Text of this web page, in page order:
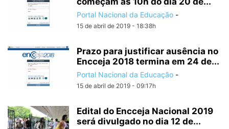
Portal Nacional da Educação -
15 de abril de 2019 - 18:38h
Prazo para justificar ausência no
Encceja 2018 termina em 24 de...
Portal Nacional da Educação -
15 de abril de 2019 - 09:17h
Edital do Encceja Nacional 2019
será divulgado no dia 12 de...